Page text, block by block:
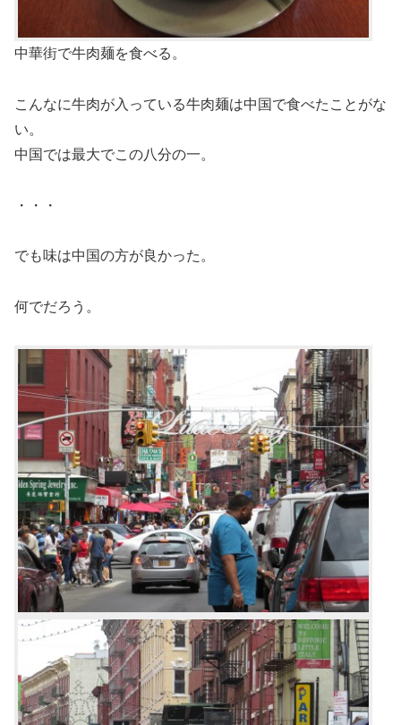
中華街で牛肉麺を食べる。
こんなに牛肉が入っている牛肉麺は中国で食べたことがな
い。
中国では最大でこの八分の一。
・・・
でも味は中国の方が良かった。
何でだろう。